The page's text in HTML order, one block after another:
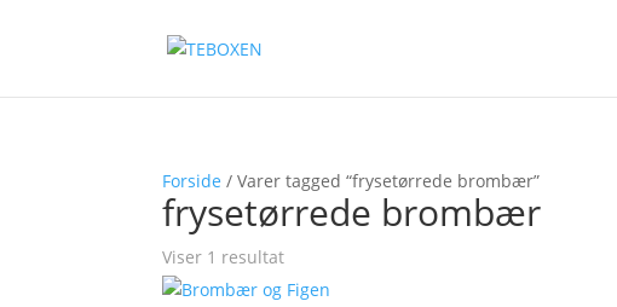
Forside / Varer tagged “frysetørrede brombær”
frysetørrede brombær
Viser 1 resultat